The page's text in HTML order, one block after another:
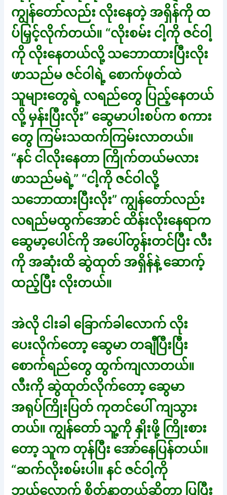
ကျွန်တော်လည်း လိုးနေတဲ့ အရှိန်ကို ထ
ပ်မြှင့်လိုက်တယ်။ “လိုးစမ်း ငါ့ကို ဇင်ဝါ့
ကို လိုးနေတယ်လို့ သဘောထားပြီးလိုး
ဖာသည်မ ဇင်ဝါရဲ့ စောက်ဖုတ်ထဲ
သူများတွေရဲ့ လရည်တွေ ပြည့်နေတယ်
လို့ မှန်းပြီးလိုး” ဆွေမာပါးစပ်က စကား
တွေ ကြမ်းသထက်ကြမ်းလာတယ်။
“နင် ငါလိုးနေတာ ကြိုက်တယ်မလား
ဖာသည်မရဲ့” “ငါ့ကို ဇင်ဝါလို့
သဘောထားပြီးလိုး” ကျွန်တော်လည်း
လရည်မထွက်အောင် ထိန်းလိုးနေရာက
ဆွေမာ့ပေါင်ကို အပေါ်တွန်းတင်ပြီး လီး
ကို အဆုံးထိ ဆွဲထုတ် အရှိန်နဲ့ ဆောက့်
ထည့်ပြီး လိုးတယ်။
အဲလို ငါးခါ ခြောက်ခါလောက် လိုး
ပေးလိုက်တော့ ဆွေမာ တချီပြီးပြီး
စောက်ရည်တွေ ထွက်ကျလာတယ်။
လီးကို ဆွဲထုတ်လိုက်တော့ ဆွေမာ
အရုပ်ကြိုးပြတ် ကုတင်ပေါ် ကျသွား
တယ်။ ကျွန်တော် သူ့ကို နှိုးဖို့ ကြိုးစား
တော့ သူက တုန်ပြီး အော်နေပြန်တယ်။
“ဆက်လိုးစမ်းပါ။ နင် ဇင်ဝါ့ကို
ဘယ်လောက် စိတ်နာတယ်ဆိုတာ ပြပြီး